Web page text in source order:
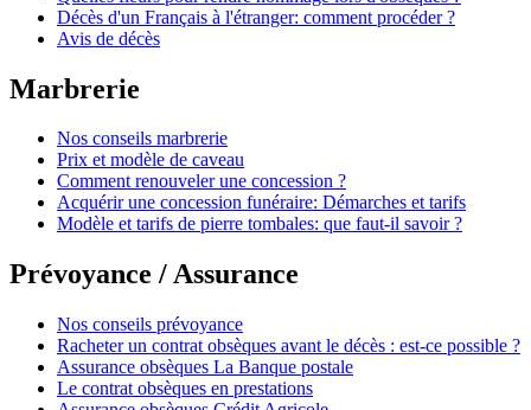
Décès d'un Français à l'étranger: comment procéder ?
Avis de décès
Marbrerie
Nos conseils marbrerie
Prix et modèle de caveau
Comment renouveler une concession ?
Acquérir une concession funéraire: Démarches et tarifs
Modèle et tarifs de pierre tombales: que faut-il savoir ?
Prévoyance / Assurance
Nos conseils prévoyance
Racheter un contrat obsèques avant le décès : est-ce possible ?
Assurance obsèques La Banque postale
Le contrat obsèques en prestations